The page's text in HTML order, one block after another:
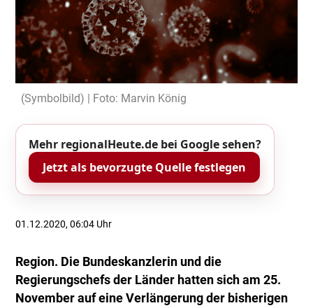
(Symbolbild) | Foto: Marvin König
Mehr regionalHeute.de bei Google sehen?
Jetzt als bevorzugte Quelle festlegen
01.12.2020, 06:04 Uhr
Region. Die Bundeskanzlerin und die
Regierungschefs der Länder hatten sich am 25.
November auf eine Verlängerung der bisherigen